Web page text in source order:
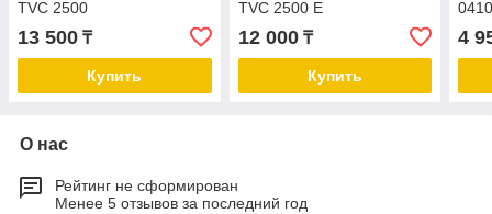
TVC 2500
13 500 ₸
Купить
TVC 2500 E
12 000₸
Купить
4
О нас
Рейтинг не сформирован
Менее 5 отзывов за последний год